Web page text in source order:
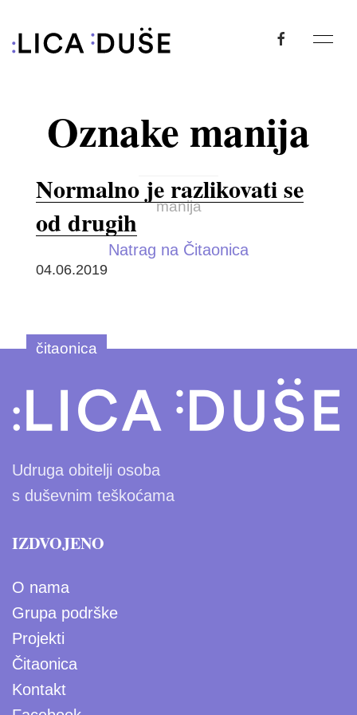
Oznake manija
manija
Natrag na Čitaonica
čitaonica
Normalno je razlikovati se
od drugih
04.06.2019
Udruga obitelji osoba
s duševnim teškoćama
IZDVOJENO
O nama
Grupa podrške
Projekti
Čitaonica
Kontakt